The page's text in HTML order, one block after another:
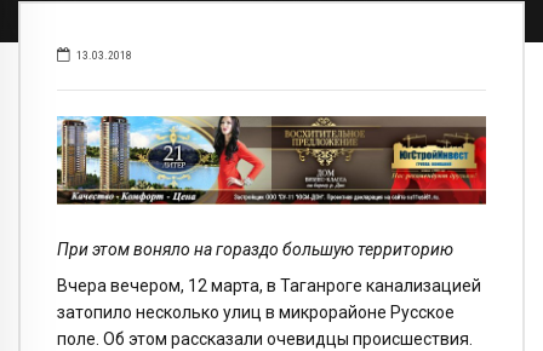
13.03.2018
При этом воняло на гораздо большую территорию
Вчера вечером, 12 марта, в Таганроге канализацией
затопило несколько улиц в микрорайоне Русское
поле. Об этом рассказали очевидцы происшествия.